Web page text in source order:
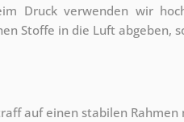
Druck verwenden wir
Stoffe in die Luft abgeben,
auf einen stabilen